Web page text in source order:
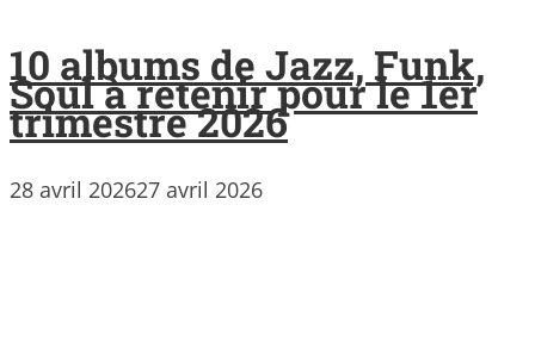
10 albums de Jazz, Funk,
Soul à retenir pour le 1er
trimestre 2026
28 avril 202627 avril 2026